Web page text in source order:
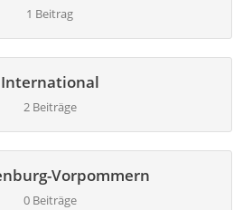
1 Beitrag
International
2 Beiträge
Vorpommern
0 Beiträge